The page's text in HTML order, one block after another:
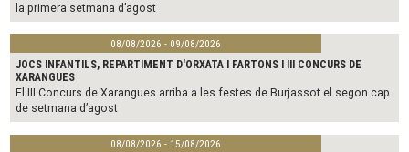
la primera setmana d’agost
08/08/2026 - 09/08/2026
JOCS INFANTILS, REPARTIMENT D'ORXATA I FARTONS I III CONCURS DE
XARANGUES
El III Concurs de Xarangues arriba a les festes de Burjassot el segon cap
de setmana d’agost
08/08/2026 - 15/08/2026